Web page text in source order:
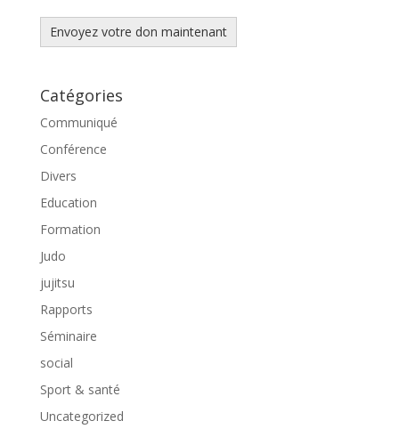
Envoyez votre don maintenant
Catégories
Communiqué
Conférence
Divers
Education
Formation
Judo
jujitsu
Rapports
Séminaire
social
Sport & santé
Uncategorized